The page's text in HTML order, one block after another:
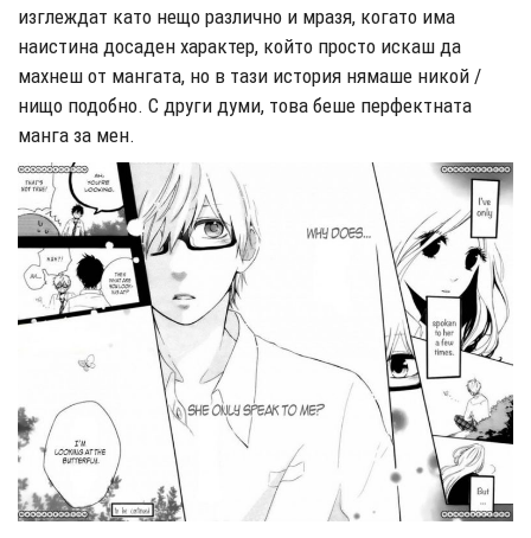
изглеждат като нещо различно и мразя, когато има
наистина досаден характер, който просто искаш да
махнеш от мангата, но в тази история нямаше никой /
нищо подобно. С други думи, това беше перфектната
манга за мен.